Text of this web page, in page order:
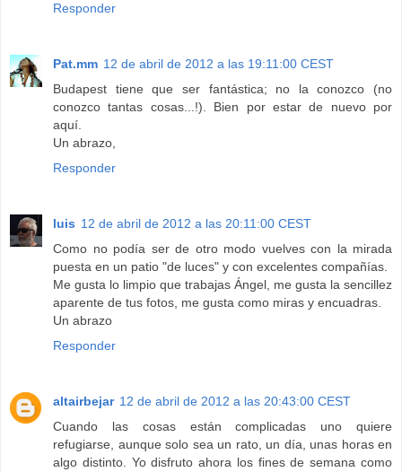
Responder
Pat.mm 12 de abril de 2012 a las 19:11:00 CEST
Budapest tiene que ser fantástica; no la conozco (no
conozco tantas cosas...!). Bien por estar de nuevo por
aquí.
Un abrazo,
Responder
luis 12 de abril de 2012 a las 20:11:00 CEST
Como no podía ser de otro modo vuelves con la mirada
puesta en un patio "de luces" y con excelentes compañías.
Me gusta lo limpio que trabajas Ángel, me gusta la sencillez
aparente de tus fotos, me gusta como miras y encuadras.
Un abrazo
Responder
altairbejar 12 de abril de 2012 a las 20:43:00 CEST
Cuando las cosas están complicadas uno quiere
refugiarse, aunque solo sea un rato, un día, unas horas en
algo distinto. Yo disfruto ahora los fines de semana como